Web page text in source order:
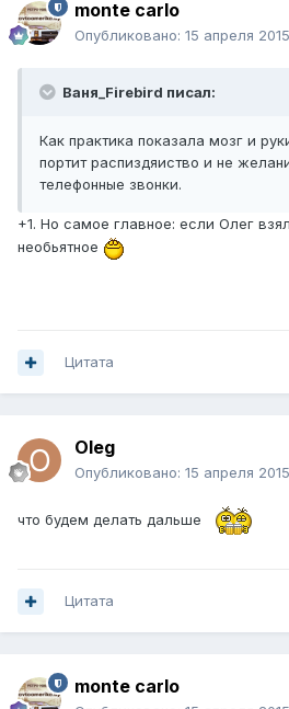
monte carlo
Опубликовано: 15 апреля 2015
Ваня_Firebird писал:
Как практика показала мозг и
портит распиздяиство и не
телефонные звонки.
+1. Но самое главное: если Олег
необьятное
Цитата
Oleg
Опубликовано: 15 апреля 2015
что будем делать дальше
Цитата
monte carlo